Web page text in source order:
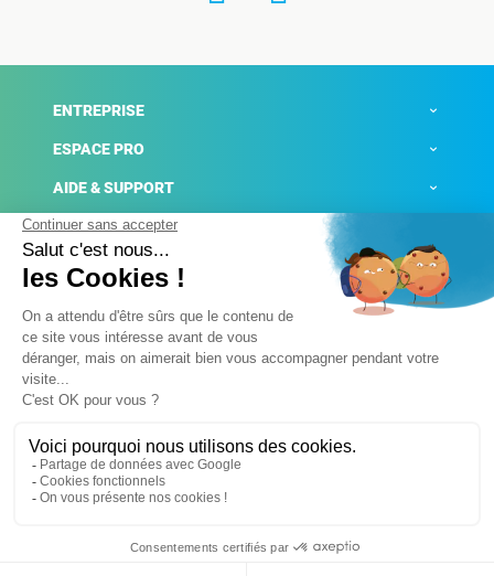
ENTREPRISE
ESPACE PRO
AIDE & SUPPORT
ACTUALITÉS
Mentions légales
Conditions générales de ventes
Plateforme de signalement